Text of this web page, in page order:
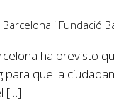
i Fundació
ha previsto
que la
[…]